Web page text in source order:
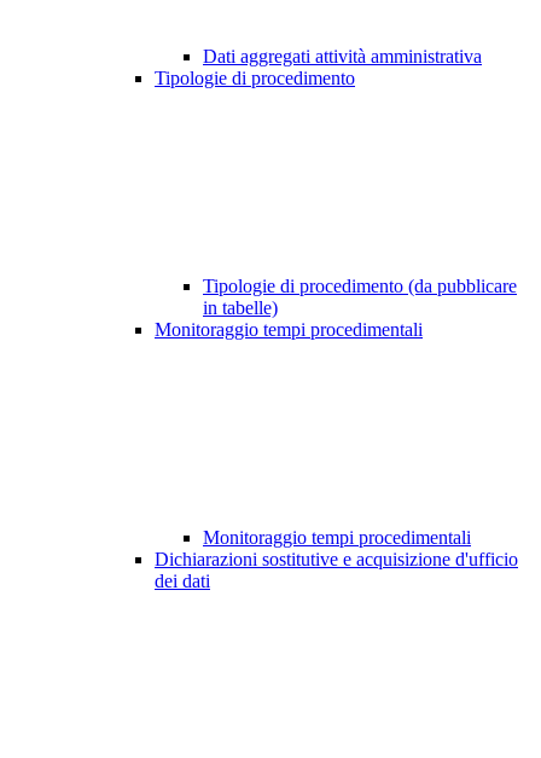
Dati aggregati attività amministrativa
Tipologie di procedimento
Tipologie di procedimento (da pubblicare
in tabelle)
Monitoraggio tempi procedimentali
Monitoraggio tempi procedimentali
Dichiarazioni sostitutive e acquisizione d'ufficio
dei dati